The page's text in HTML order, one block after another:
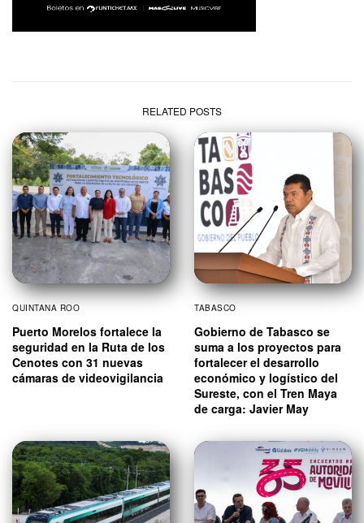
RELATED POSTS
QUINTANA ROO
Puerto Morelos fortalece la
seguridad en la Ruta de los
Cenotes con 31 nuevas
cámaras de videovigilancia
TABASCO
Gobierno de Tabasco se
suma a los proyectos para
fortalecer el desarrollo
económico y logístico del
Sureste, con el Tren Maya
de carga: Javier May